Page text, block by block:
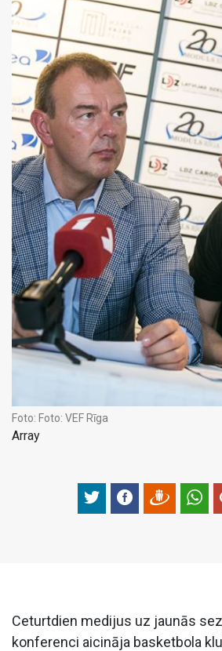
Foto: Foto: VEF Rīga
Array
Ceturtdien medijus uz jaunās
konferenci aicināja basketbola